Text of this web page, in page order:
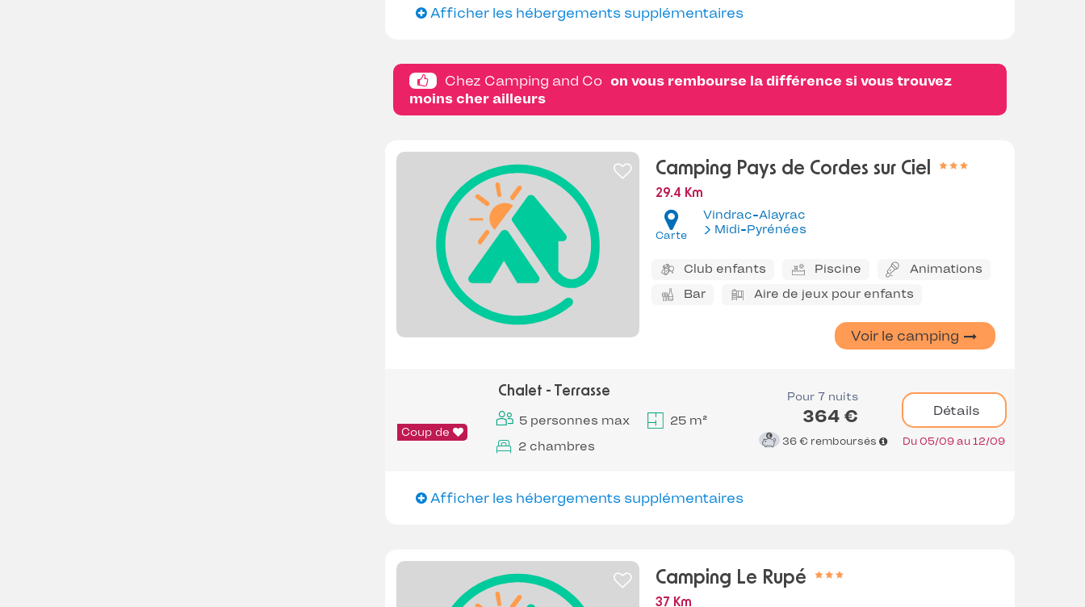
Afficher les hébergements supplémentaires
Chez Camping and Co on vous rembourse la différence si vous trouvez
moins cher ailleurs
Camping Pays de Cordes sur Ciel
29.4 Km
Carte
Vindrac-Alayrac
Midi-Pyrénées
Club enfants Piscine
Animations
Bar
Aire de jeux pour enfants
Voir le camping
Coup de
Chalet - Terrasse
5 personnes max
25 m²
2 chambres
Pour 7 nuits
364 €
36 € remboursés
Détails
Du 05/09 au 12/09
Afficher les hébergements supplémentaires
Camping Le Rupé
37 Km